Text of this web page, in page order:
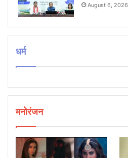
August 6, 2026
धर्म
मनोरंजन